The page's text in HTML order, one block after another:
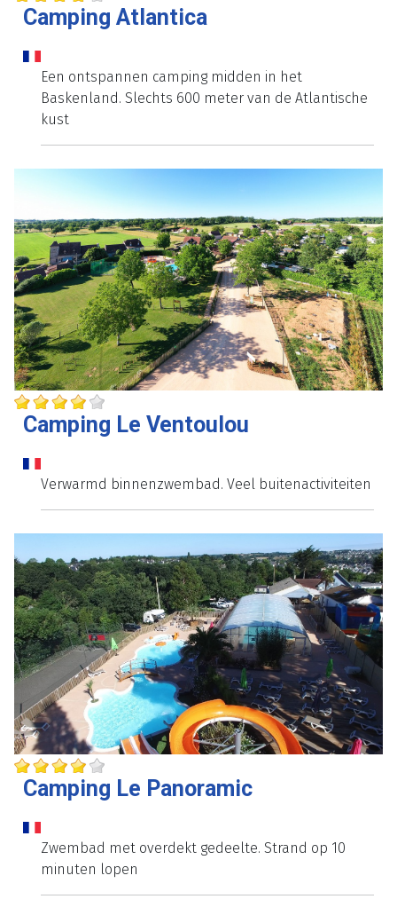
Camping Atlantica
Een ontspannen camping midden in het
Baskenland. Slechts 600 meter van de Atlantische
kust
Camping Le Ventoulou
Verwarmd binnenzwembad. Veel buitenactiviteiten
Camping Le Panoramic
Zwembad met overdekt gedeelte. Strand op 10
minuten lopen